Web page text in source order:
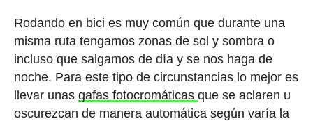
Rodando en bici es muy común que durante una
misma ruta tengamos zonas de sol y sombra o
incluso que salgamos de día y se nos haga de
noche. Para este tipo de circunstancias lo mejor es
llevar unas gafas fotocromáticas que se aclaren u
oscurezcan de manera automática según varía la